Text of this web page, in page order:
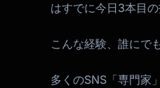
はすでに今日3本目
こんな経験、誰にで
多くのSNS「専門家